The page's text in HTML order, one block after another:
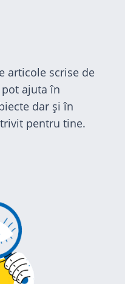
articole scrise de
pot ajuta în
dar și în
pentru tine.